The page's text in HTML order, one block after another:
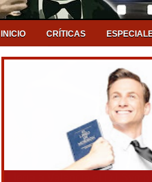
INICIO CRÍTICAS